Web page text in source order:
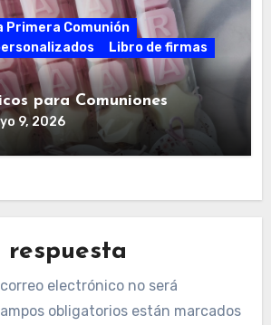
Primera Comunión
Libro de firmas
para Comuniones
9, 2026
respuesta
electrónico no será
obligatorios están marcados